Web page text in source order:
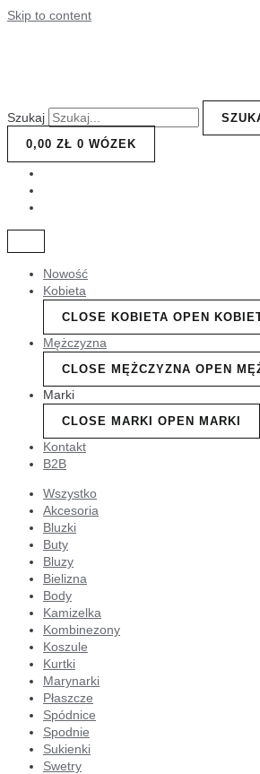
Skip to content
Szukaj
0,00 ZŁ 0 WÓZEK
Nowość
Kobieta
CLOSE KOBIETA OPEN
Mężczyzna
CLOSE MĘŻCZYZNA OPEN
Marki
CLOSE MARKI OPEN MARKI
Kontakt
B2B
Wszystko
Akcesoria
Bluzki
Buty
Bluzy
Bielizna
Body
Kamizelka
Kombinezony
Koszule
Kurtki
Marynarki
Płaszcze
Spódnice
Spodnie
Sukienki
Swetry